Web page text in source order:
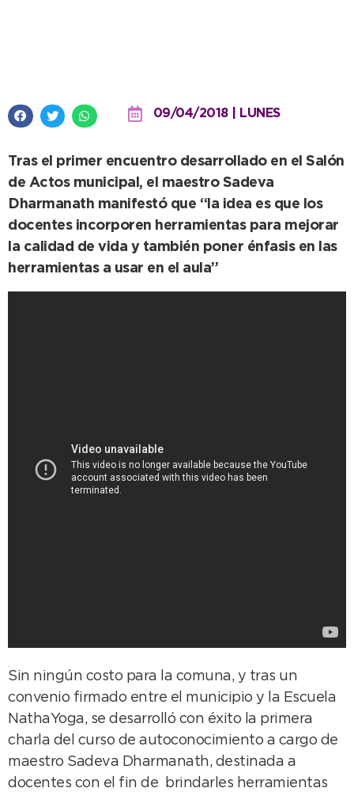
09/04/2018 | LUNES
Tras el primer encuentro desarrollado en el Salón
de Actos municipal, el maestro Sadeva
Dharmanath manifestó que “la idea es que los
docentes incorporen herramientas para mejorar
la calidad de vida y también poner énfasis en las
herramientas a usar en el aula”
Sin ningún costo para la comuna, y tras un
convenio firmado entre el municipio y la Escuela
NathaYoga, se desarrolló con éxito la primera
charla del curso de autoconocimiento a cargo de
maestro Sadeva Dharmanath, destinada a
docentes con el fin de brindarles herramientas